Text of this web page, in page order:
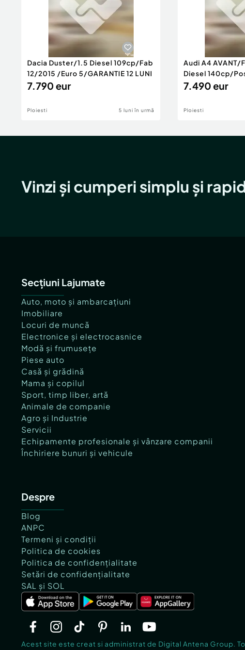
Dacia Duster/1.5 Diesel 109cp/Fab
12/2015 /Euro 5/GARANTIE 12 LUNI
7.790 eur
Ploiesti 5 luni în urmă
Audi A4
Diesel 140cp/
Rate/GARANTIE
7.490 eur
Ploiesti
Vinzi și cumperi simplu și
Secțiuni Lajumate
Auto, moto și ambarcațiuni
Imobiliare
Locuri de muncă
Electronice și electrocasnice
Modă și frumusețe
Piese auto
Casă și grădină
Mama și copilul
Sport, timp liber, artă
Animale de companie
Agro și Industrie
Servicii
Echipamente profesionale și vânzare companii
Închiriere bunuri și vehicule
Despre
Blog
ANPC
Termeni și condiții
Politica de cookies
Politica de confidențialitate
Setări de confidențialitate
SAL și SOL
Acest site este creat si administrat de Digital Antena Group.